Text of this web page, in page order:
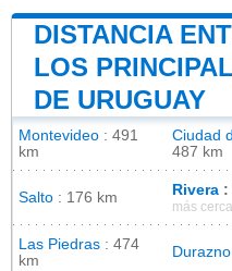
DISTANCIA
LOS
DE URUGUAY
Montevideo : 491
km
Ciudad
487 km
Salto : 176 km Rivera :
más cerca
Las Piedras : 474
km
Durazno